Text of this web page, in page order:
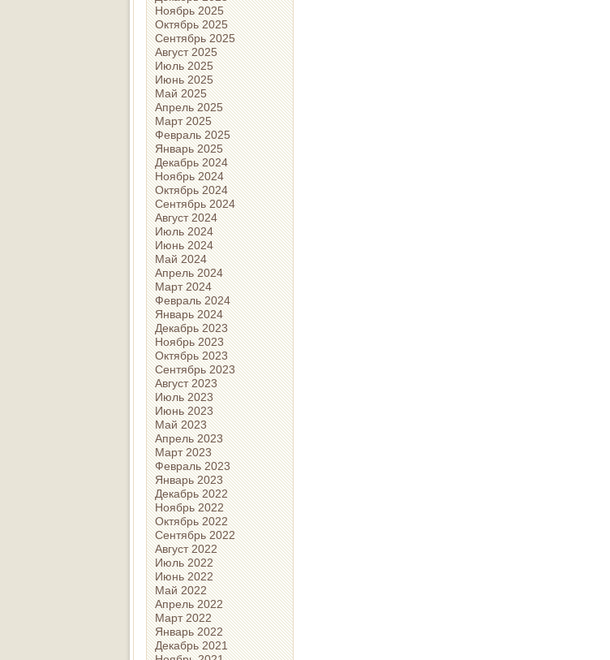
Ноябрь 2025
Октябрь 2025
Сентябрь 2025
Август 2025
Июль 2025
Июнь 2025
Май 2025
Апрель 2025
Март 2025
Февраль 2025
Январь 2025
Декабрь 2024
Ноябрь 2024
Октябрь 2024
Сентябрь 2024
Август 2024
Июль 2024
Июнь 2024
Май 2024
Апрель 2024
Март 2024
Февраль 2024
Январь 2024
Декабрь 2023
Ноябрь 2023
Октябрь 2023
Сентябрь 2023
Август 2023
Июль 2023
Июнь 2023
Май 2023
Апрель 2023
Март 2023
Февраль 2023
Январь 2023
Декабрь 2022
Ноябрь 2022
Октябрь 2022
Сентябрь 2022
Август 2022
Июль 2022
Июнь 2022
Май 2022
Апрель 2022
Март 2022
Январь 2022
Декабрь 2021